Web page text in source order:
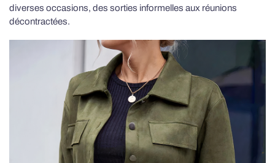
diverses occasions, des sorties informelles aux réunions
décontractées.